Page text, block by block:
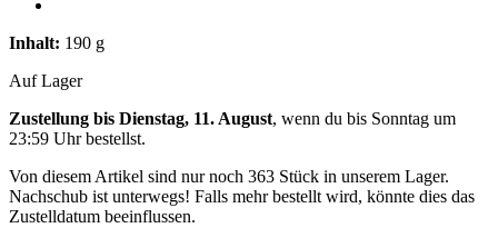
Inhalt: 190 g
Auf Lager
Zustellung bis Dienstag, 11. August, wenn du bis Sonntag um
23:59 Uhrbestellst.
Von diesem Artikel sind nur noch 363 Stück in unserem Lager.
Nachschub ist unterwegs! Falls mehr bestellt wird, könnte dies das
Zustelldatum beeinflussen.